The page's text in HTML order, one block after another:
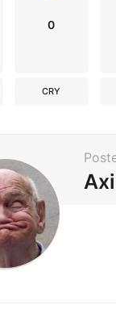
0
CRY